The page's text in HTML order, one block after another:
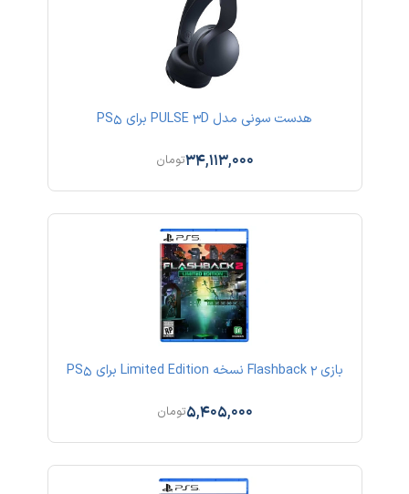
هدست سونی مدل PULSE 3D برای PS5
34,113,000تومان
بازی Flashback 2 نسخه Limited Edition برای PS5
5,405,000تومان